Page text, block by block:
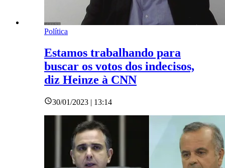
Política
Estamos trabalhando para
buscar os votos dos indecisos,
diz Heinze à CNN
30/01/2023 | 13:14